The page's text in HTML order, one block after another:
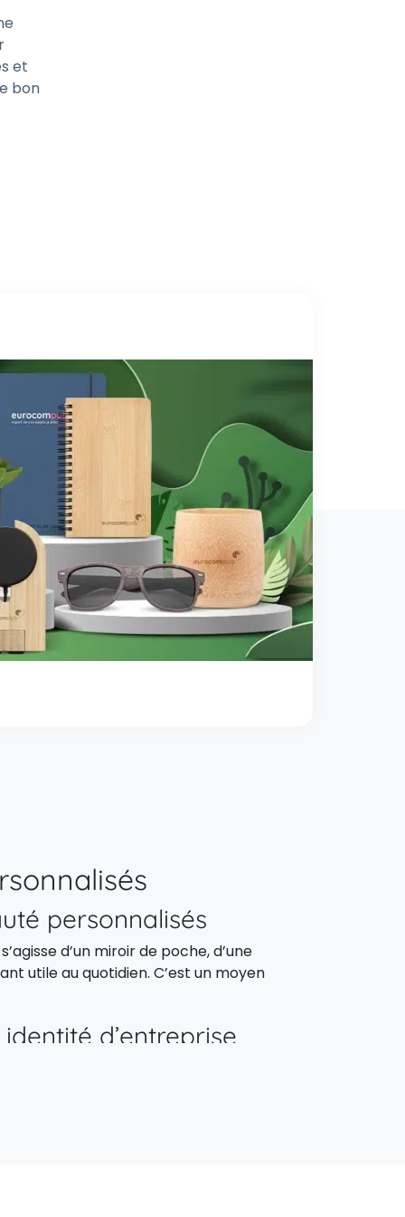
et
bon
personnalisés
d’un miroir de poche, d’une
utile au quotidien. C’est un moyen
d’entreprise
être personnel. Idéal pour les
et de professionnalisme.